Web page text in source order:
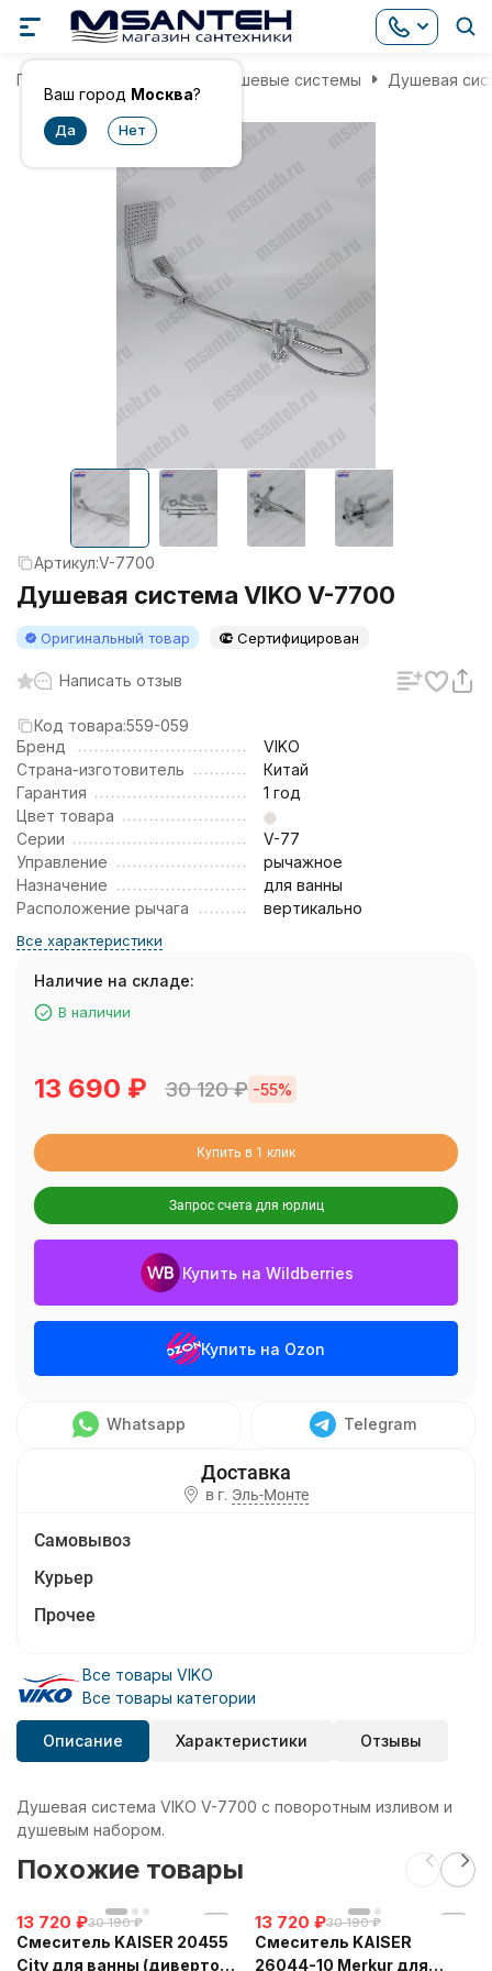
Ваш город Москва?
Главная Душевые системы Душевая
Артикул:V-7700
Душевая система VIKO V-7700
Оригинальный товар Сертифицирован
Написать отзыв
Код товара:559-059
Бренд
VIKO
Страна-изготовитель
Китай
Гарантия
1 год
Цвет товара
Серии
V-77
Управление
рычажное
Назначение
для ванны
Расположение рычага
вертикально
Все характеристики
Наличие на складе:
В наличии
13 690 ₽ 30 120₽ -55%
Купить в 1 клик
Запрос счета для юрлиц
Купить на Wildberries
Купить на Ozon
Whatsapp Telegram
в г. Эль-Монте
Самовывоз
Курьер
Прочее
Все товары VIKO
Все товары категории
Описание Характеристики Отзывы
Душевая система VIKO V-7700 с поворотным изливом и
душевым набором.
Похожие товары
13 720 ₽30 190 ₽
Смеситель KAISER 20455
City для ванны (дивертор
13 720 ₽30 190 ₽
Смеситель KAISER
26044-10 Merkur для